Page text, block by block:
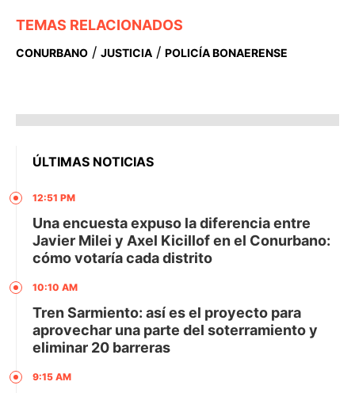
TEMAS RELACIONADOS
CONURBANO / JUSTICIA / POLICÍA BONAERENSE
ÚLTIMAS NOTICIAS
12:51 PM
Una encuesta expuso la diferencia entre
Javier Milei y Axel Kicillof en el Conurbano:
cómo votaría cada distrito
10:10 AM
Tren Sarmiento: así es el proyecto para
aprovechar una parte del soterramiento y
eliminar 20 barreras
9:15 AM